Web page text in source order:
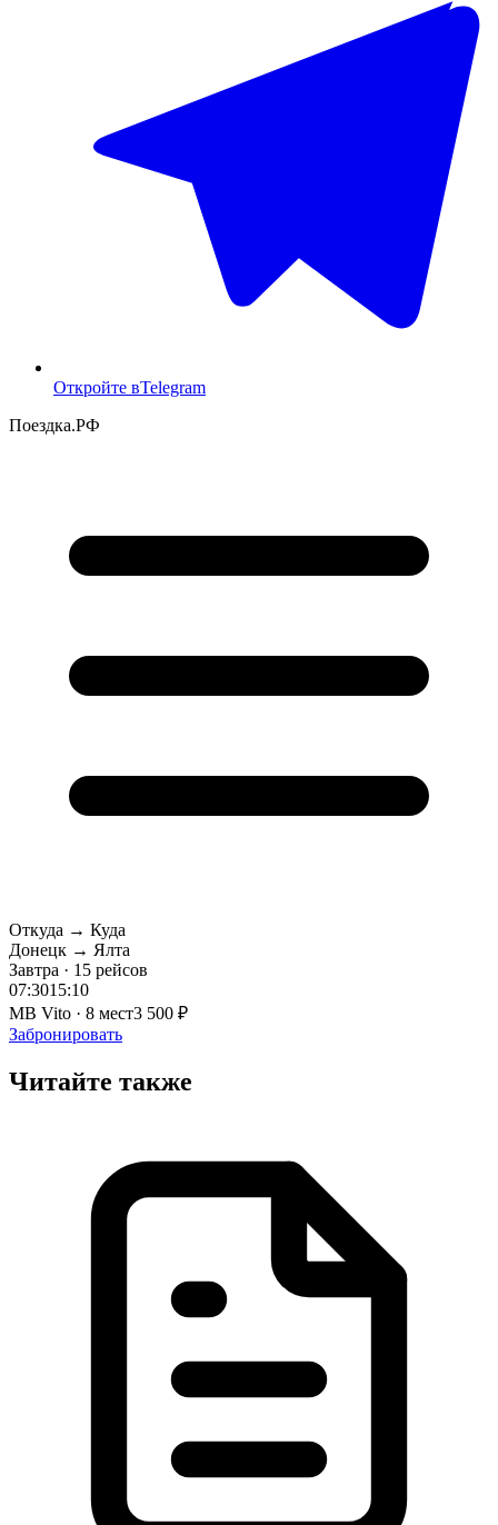
Откройте вTelegram
Поездка.РФ
Откуда → Куда
Донецк → Ялта
Завтра · 15 рейсов
07:3015:10
MB Vito · 8 мест3 500 ₽
Забронировать
Читайте также